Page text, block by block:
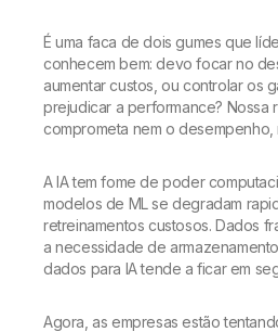
É uma faca de dois gumes que
conhecem bem: devo focar no
aumentar custos, ou controlar os
prejudicar a performance? Nossa
comprometa nem o desempenho,
A IA tem fome de poder
modelos de ML se degradam
retreinamentos custosos. Dados
a necessidade de
dados para IA tende a ficar em
Agora, as empresas estão